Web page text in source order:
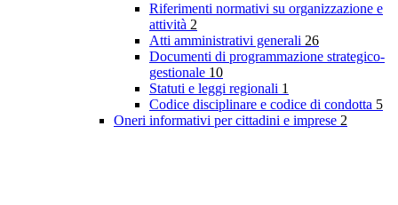
Riferimenti normativi su organizzazione e
attività 2
Atti amministrativi generali 26
Documenti di programmazione strategico-
gestionale 10
Statuti e leggi regionali 1
Codice disciplinare e codice di condotta 5
Oneri informativi per cittadini e imprese 2